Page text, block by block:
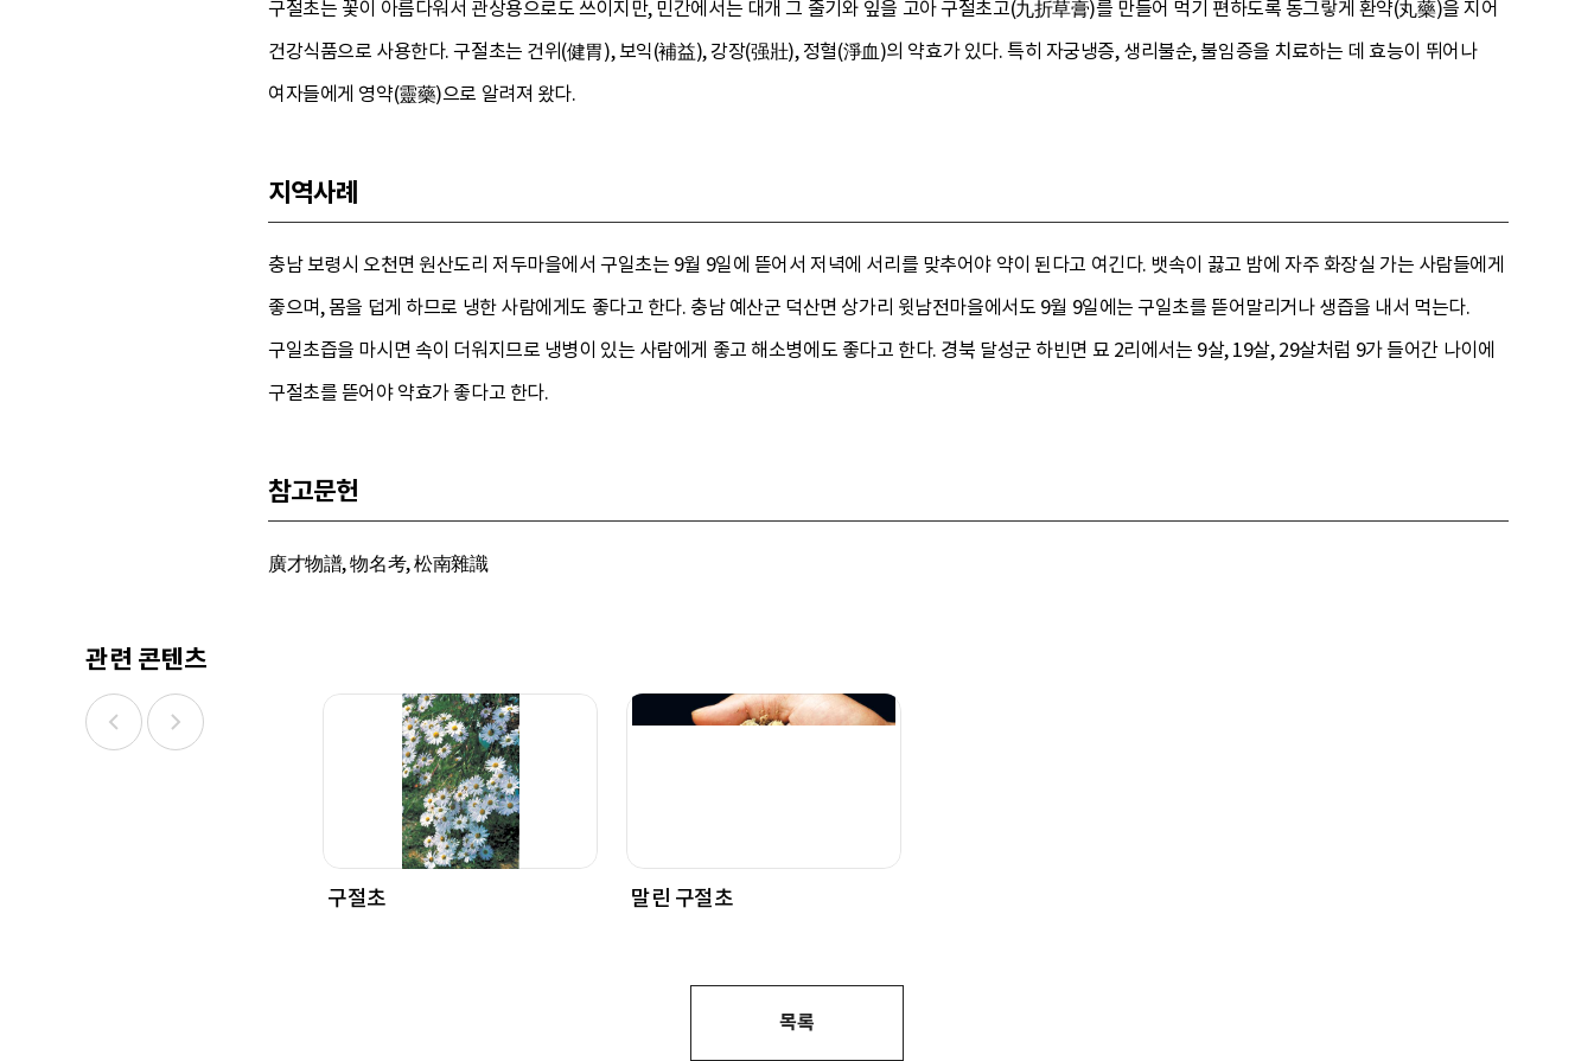
구절초는 꽃이 아름다워서 관상용으로도 쓰이지만, 민간에서는 대개 그 줄기와 잎을 고아 구절초고(九折草膏)를 만들어 먹기 편하도록 동그랗게 환약(丸藥)을 지어
건강식품으로 사용한다. 구절초는 건위(健胃), 보익(補益), 강장(强壯), 정혈(淨血)의 약효가 있다. 특히 자궁냉증, 생리불순, 불임증을 치료하는 데 효능이 뛰어나
여자들에게 영약(靈藥)으로 알려져 왔다.
지역사례
충남 보령시 오천면 원산도리 저두마을에서 구일초는 9월 9일에 뜯어서 저녁에 서리를 맞추어야 약이 된다고 여긴다. 뱃속이 끓고 밤에 자주 화장실 가는 사람들에게
좋으며, 몸을 덥게 하므로 냉한 사람에게도 좋다고 한다. 충남 예산군 덕산면 상가리 윗남전마을에서도 9월 9일에는 구일초를 뜯어말리거나 생즙을 내서 먹는다.
구일초즙을 마시면 속이 더워지므로 냉병이 있는 사람에게 좋고 해소병에도 좋다고 한다. 경북 달성군 하빈면 묘 2리에서는 9살, 19살, 29살처럼 9가 들어간 나이에
구절초를 뜯어야 약효가 좋다고 한다.
참고문헌
廣才物譜, 物名考, 松南雜識
관련 콘텐츠
구절초 말린 구절초
목록